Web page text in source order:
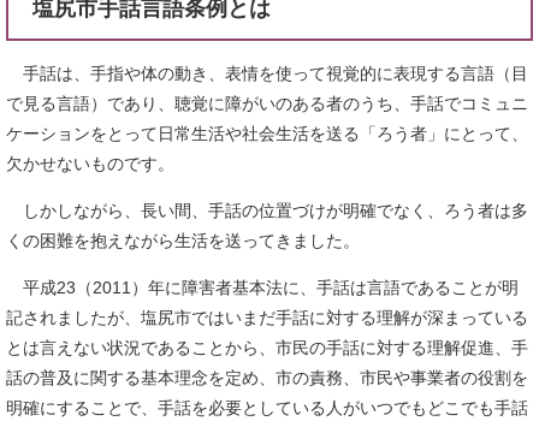
塩尻市手話言語条例とは
手話は、手指や体の動き、表情を使って視覚的に表現する言語（目
で見る言語）であり、聴覚に障がいのある者のうち、手話でコミュニ
ケーションをとって日常生活や社会生活を送る「ろう者」にとって、
欠かせないものです。
しかしながら、長い間、手話の位置づけが明確でなく、ろう者は多
くの困難を抱えながら生活を送ってきました。
平成23（2011）年に障害者基本法に、手話は言語であることが明
記されましたが、塩尻市ではいまだ手話に対する理解が深まっている
とは言えない状況であることから、市民の手話に対する理解促進、手
話の普及に関する基本理念を定め、市の責務、市民や事業者の役割を
明確にすることで、手話を必要としている人がいつでもどこでも手話